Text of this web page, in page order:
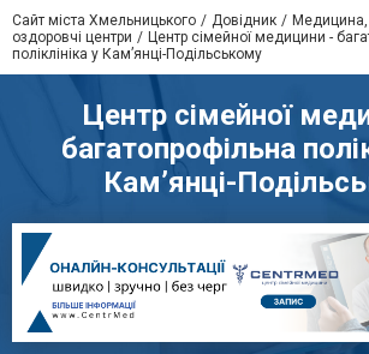
Сайт міста Хмельницького Довідник
оздоровчі центри
Центр сімейної медицини -
поліклініка у Кам’янці-Подільському
Центр сімейної
багатопрофільна
Кам’янці-